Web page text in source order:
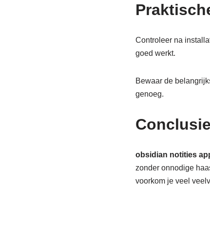
Controleer na
goed werkt.
Bewaar de
genoeg.
Conclusie
obsidian notities
zonder onnodige
voorkom je veel